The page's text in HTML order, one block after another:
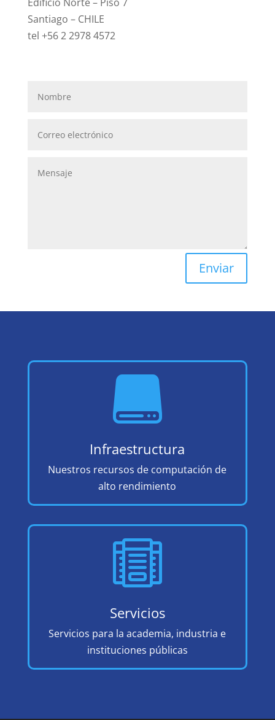
Santiago – CHILE
tel +56 2 2978 4572
Enviar

Infraestructura
Nuestros recursos de computación de
alto rendimiento

Servicios
Servicios para la academia, industria e
instituciones públicas